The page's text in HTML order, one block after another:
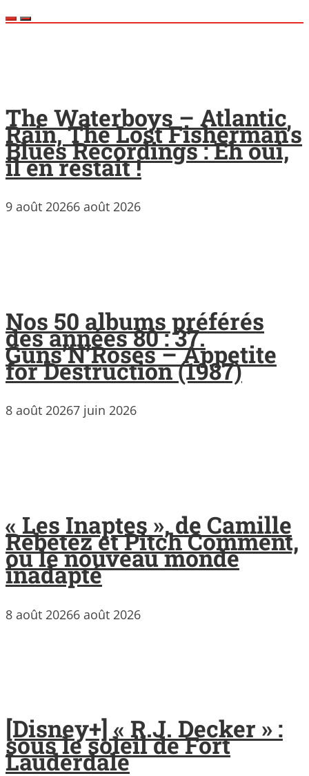
The Waterboys – Atlantic
Rain, The Lost Fisherman’s
Blues Recordings : Eh oui,
il en restait !
9 août 20266 août 2026
Nos 50 albums préférés
des années 80 : 37.
Guns’N’Roses – Appetite
for Destruction (1987)
8 août 20267 juin 2026
« Les Inaptes », de Camille
Rebetez et Pitch Comment,
ou le nouveau monde
inadapté
8 août 20266 août 2026
[Disney+] « R.J. Decker » :
sous le soleil de Fort
Lauderdale